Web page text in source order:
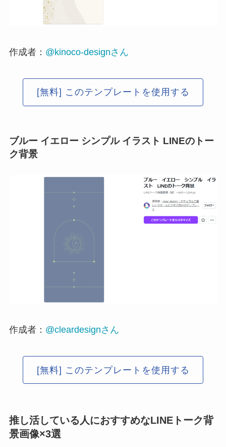
作成者： @kinoco-designさん
[無料] このテンプレートを使用する
ブルー イエロー シンプル イラスト LINEのトー
ク背景
作成者： @cleardesignさん
[無料] このテンプレートを使用する
推し活している人におすすめなLINEトーク背
景画像×3選